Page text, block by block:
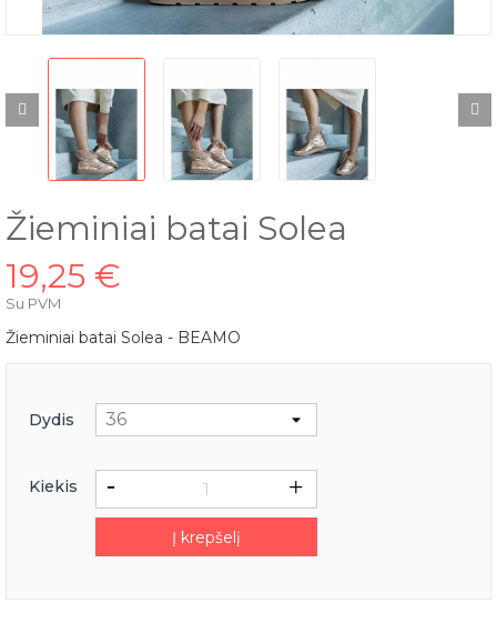
Žieminiai batai Solea
19,25 €
Su PVM
Žieminiai batai Solea - BEAMO
Dydis
Kiekis
Į krepšelį